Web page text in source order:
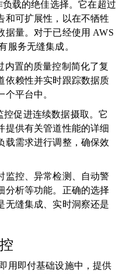
负载的绝佳选择。它在超过
和可扩展性，以在不牺牲
据量。对于已经使用 AWS
服务无缝集成。
内置的质量控制简化了复
依赖性并实时跟踪数据质
平台中。
控促进连续数据摄取。它
提供有关管道性能的详细
载需求进行调整，确保效
监控、异常检测、自动警
分析等功能。正确的选择
无缝集成、实时洞察还是
用即付基础设施中，提供